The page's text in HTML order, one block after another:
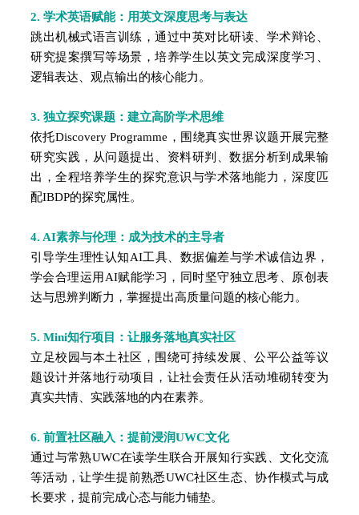
2. 学术英语赋能：用英文深度思考与表达
跳出机械式语言训练，通过中英对比研读、学术辩论、
研究提案撰写等场景，培养学生以英文完成深度学习、
逻辑表达、观点输出的核心能力。
3. 独立探究课题：建立高阶学术思维
依托Discovery Programme ，围绕真实世界议题开展完整
研究实践，从问题提出、资料研判、数据分析到成果输
出，全程培养学生的探究意识与学术落地能力，深度匹
配IBDP的探究属性。
4. AI素养与伦理：成为技术的主导者
引导学生理性认知AI工具、数据偏差与学术诚信边界，
学会合理运用AI赋能学习，同时坚守独立思考、原创表
达与思辨判断力，掌握提出高质量问题的核心能力。
5. Mini知行项目：让服务落地真实社区
立足校园与本土社区，围绕可持续发展、公平公益等议
题设计并落地行动项目，让社会责任从活动堆砌转变为
真实共情、实践落地的内在素养。
6. 前置社区融入：提前浸润UWC文化
通过与常熟UWC在读学生联合开展知行实践、文化交流
等活动，让学生提前熟悉UWC社区生态、协作模式与成
长要求，提前完成心态与能力铺垫。